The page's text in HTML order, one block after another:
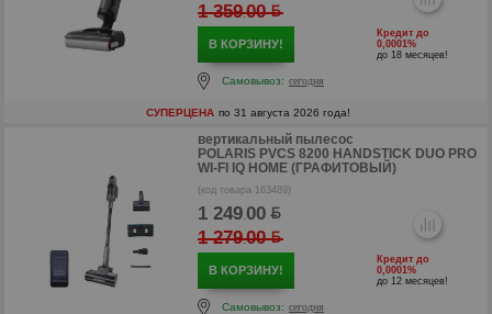
р
1 359.00
В КОРЗИНУ!
Кредит до
0,0001%
до 18 месяцев!
Самовывоз: сегодня
СУПЕРЦЕНА по 31 августа 2026 года!
вертикальный пылесос
POLARIS PVCS 8200 HANDSTICK DUO PRO
WI-FI IQ HOME (ГРАФИТОВЫЙ)
(код товара 163489)
1 249.00
1 279.00
В КОРЗИНУ!
Кредит до
0,0001%
до 12 месяцев!
Самовывоз: сегодня